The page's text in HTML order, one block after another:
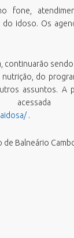
fone,
idoso. Os
continuarão
do
assuntos. A
.
de Balneário